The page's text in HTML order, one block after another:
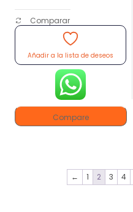
Comparar
Añadir a la lista de deseos
Compare
← 1 2 3 4